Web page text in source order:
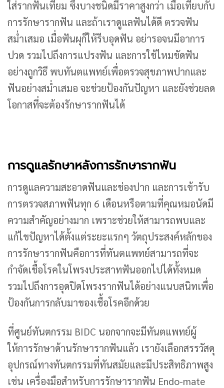
ใส่รากฟันเทียม ซึ่งบางชนิดมีราคาสูงกว่า เมื่อเทียบกับ
การรักษารากฟัน และถ้าเราดูแลฟันได้ดี ตรวจฟัน
สม่ำเสมอ เมื่อฟันผุก็ให้รีบอุดฟัน อย่ารอจนมีอาการ
ปวด รวมไปถึงการแปรงฟัน และการใช้ไหมขัดฟัน
อย่างถูกวิธี พบทันตแพทย์เพื่อตรวจสุขภาพปากและ
ฟันอย่างสม่ำเสมอ จะช่วยป้องกันปัญหา และยังช่วยลด
โอกาสที่จะต้องรักษารากฟันได้
การดูแลรักษาหลังการรักษารากฟัน
การดูแลความสะอาดฟันและช่องปาก และการเข้ารับ
การตรวจสภาพฟันทุก 6 เดือนหรือตามที่คุณหมอนัดมี
ความสำคัญอย่างมาก เพราะช่วยให้สามารถพบและ
แก้ไขปัญหาได้ตั้งแต่ระยะแรกๆ วัตถุประสงค์หลักของ
การรักษารากฟันคือการที่ทันตแพทย์สามารถที่จะ
กำจัดเชื้อโรคในโพรงประสาทฟันออกไปได้ทั้งหมด
รวมไปถึงการอุดปิดโพรงรากฟันได้อย่างแนบสนิทเพื่อ
ป้องกันการกลับมาของเชื้อโรคอีกด้วย
ที่ศูนย์ทันตกรรม BIDC นอกจากจะมีทันตแพทย์ผู้
ให้การรักษาด้านรักษารากฟันแล้ว เรายังเลือกสรรวัสดุ
อุปกรณ์ทางทันตกรรมที่ทันสมัยและมีประสิทธิภาพสูง
เช่น เครื่องมือสำหรับการรักษารากฟัน Endo-mate